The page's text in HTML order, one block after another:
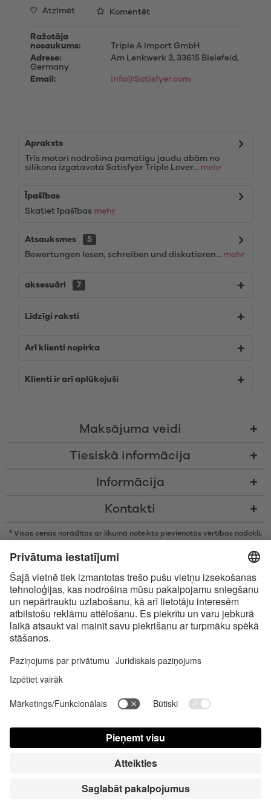
Atzīmēt Komentēt
Ražotāja
nosaukums:
Triple A Import GmbH
Adrese:
Am Lenkwerk 3, 33615 Bielefeld,
Germany
Email:
info@Satisfyer.com
Apraksts
Trīs motori nodrošina pamatīgu jaudu abām no
silikona izgatavotā Satisfyer Triple Lover... mehr
Īpašības
Skatiet īpašības mehr
Atsauksmes
5
Bewertungen lesen, schreiben und diskutieren... mehr
aksesuāri 7
Līdzīgi raksti
Arī klienti nopirka
Klienti ir arī aplūkojuši
Maksājuma veidi
Tiesiskā informācija
Informācija
Kontakti
* Visas cenas norādītas ar likumā noteikto pievienotās vērtības nodokli,
vien nav noteikts citādi
* Bluetooth® vārdiskā zīme un logotipi ir reģistrētas preču zīmes, kas
pieder Bluetooth SIG, Inc., un Satisfyer GmbH izmanto šīs zīmes saskaņā
ar licenci.
Apple, Apple logotips un Apple Watch ir Apple Inc., preču zīmes. Google
Play un Google Play logotips ir Google LLC preču zīmes.
Contact us today Slapukų nustatymai
Lietošanas instrukcija Kontakti Nospied Pieteikties